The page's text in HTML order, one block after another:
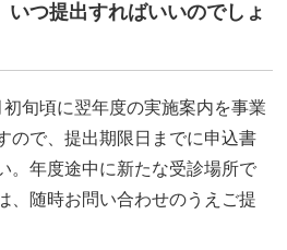
いつ提出すればいいのでしょ
旬頃に翌年度の実施案内を事業
ので、提出期限日までに申込書
。年度途中に新たな受診場所で
、随時お問い合わせのうえご提